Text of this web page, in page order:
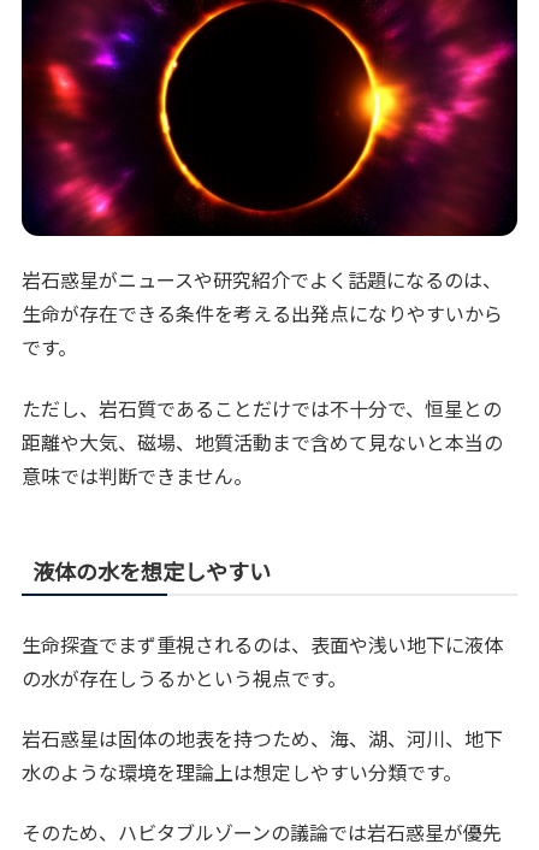
岩石惑星がニュースや研究紹介でよく話題になるのは、
生命が存在できる条件を考える出発点になりやすいから
です。
ただし、岩石質であることだけでは不十分で、恒星との
距離や大気、磁場、地質活動まで含めて見ないと本当の
意味では判断できません。
液体の水を想定しやすい
生命探査でまず重視されるのは、表面や浅い地下に液体
の水が存在しうるかという視点です。
岩石惑星は固体の地表を持つため、海、湖、河川、地下
水のような環境を理論上は想定しやすい分類です。
そのため、ハビタブルゾーンの議論では岩石惑星が優先